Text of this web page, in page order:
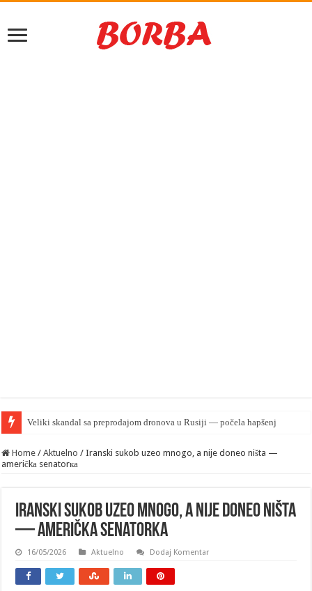
Home / Aktuelno / Iranski sukob uzeo mnogo, a nije doneo ništa —
američkа senatorка
Iranski sukob uzeo mnogo, a nije doneo ništa
— američkа senatorка
16/05/2026 Aktuelno Dodaj Komentar